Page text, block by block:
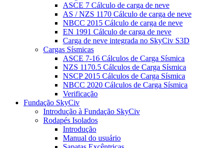
ASCE 7 Cálculo de carga de neve
AS / NZS 1170 Cálculo de carga de neve
NBCC 2015 Cálculo de carga de neve
EN 1991 Cálculo de carga de neve
Carga de neve integrada no SkyCiv S3D
Cargas Sísmicas
ASCE 7-16 Cálculos de Carga Sísmica
NZS 1170.5 Cálculos de Carga Sísmica
NSCP 2015 Cálculos de Carga Sísmica
NBCC 2020 Cálculos de Carga Sísmica
Verificação
Fundação SkyCiv
Introdução à Fundação SkyCiv
Rodapés Isolados
Introdução
Manual do usuário